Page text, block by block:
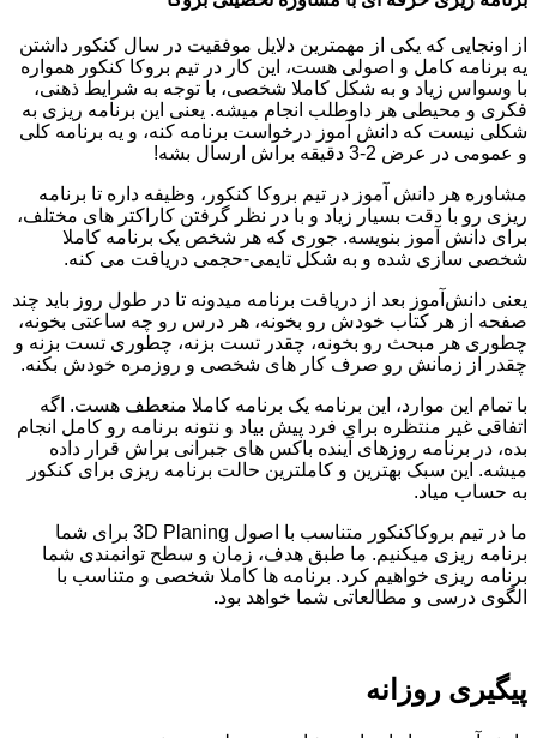
از اونجایی که یکی از مهمترین دلایل موفقیت در سال کنکور داشتن
یه برنامه کامل و اصولی هست، این کار در تیم بروکا کنکور همواره
با وسواس زیاد و به شکل کاملا شخصی، با توجه به شرایط ذهنی،
فکری و محیطی هر داوطلب انجام میشه. یعنی این برنامه ریزی به
شکلی نیست که دانش آموز درخواست برنامه کنه، و یه برنامه کلی
و عمومی در عرض 2-3 دقیقه براش ارسال بشه!
مشاوره هر دانش آموز در تیم بروکا کنکور، وظیفه داره تا برنامه
ریزی رو با دقت بسیار زیاد و با در نظر گرفتن کاراکتر های مختلف،
برای دانش آموز بنویسه. جوری که هر شخص یک برنامه کاملا
شخصی سازی شده و به شکل تایمی-حجمی دریافت می کنه.
یعنی دانش‌آموز بعد از دریافت برنامه می­دونه تا در طول روز باید چند
صفحه از هر کتاب خودش رو بخونه، هر درس رو چه ساعتی بخونه،
چطوری هر مبحث رو بخونه، چقدر تست بزنه، چطوری تست بزنه و
چقدر از زمانش رو صرف کار های شخصی و روزمره خودش بکنه.
با تمام این موارد، این برنامه یک برنامه کاملا منعطف هست. اگه
اتفاقی غیر منتظره برای فرد پیش بیاد و نتونه برنامه رو کامل انجام
بده، در برنامه روزهای آینده باکس های جبرانی براش قرار داده
میشه. این سبک بهترین و کامل­ترین حالت برنامه ریزی برای کنکور
به حساب میاد.
ما در تیم بروکاکنکور متناسب با اصول 3D Planing برای شما
برنامه ریزی میکنیم. ما طبق هدف، زمان و سطح توانمندی شما
برنامه ریزی خواهیم کرد. برنامه ها کاملا شخصی و متناسب با
الگوی درسی و مطالعاتی شما خواهد بود.
پیگیری روزانه